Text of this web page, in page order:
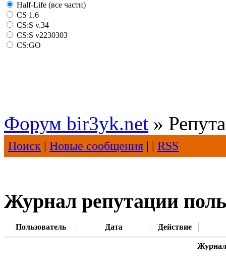
Half-Life (все части)
CS 1.6
CS:S v.34
CS:S v2230303
CS:GO
Форум bir3yk.net »
Поиск | Новые сообщения | | RSS
Журнал репутации
Пользователь Дата Действие
Журнал